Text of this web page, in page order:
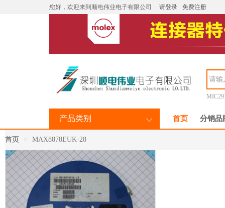
您好，欢迎来到顺电伟业电子有限公司 请登录 免费注册
产品类别 首页 分销品
首页 MAX8878EUK-28